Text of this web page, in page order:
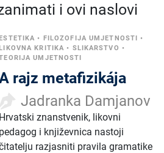
i ovi naslovi
• FILOZOFIJA UMJETNOSTI •
KRITIKA • SLIKARSTVO •
UMJETNOSTI
​rajz metafizikája
Jadranka Damjanov
Hrvatski znanstvenik, likovni
pedagog i književnica nastoji
razjasniti pravila gramatike